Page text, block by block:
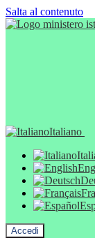
Salta al contenuto
Italiano
Accedi